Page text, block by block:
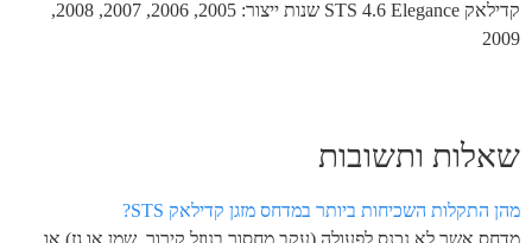
קדילאק STS 4.6 Elegance שנות ייצור: 2005, 2006, 2007, 2008,
2009
שאלות ותשובות
מהן התקלות השכיחות ביותר במדחס מזגן קדילאק STS?
מדחס אשר לא נכנס לפעולה (עקב מחסור בנוזל קירור, שמן או גז) או